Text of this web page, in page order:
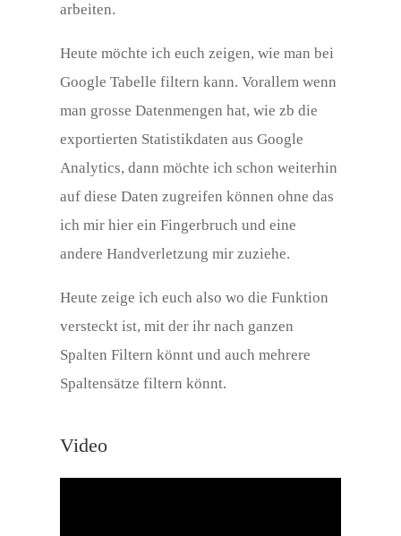
arbeiten.
Heute möchte ich euch zeigen, wie man bei
Google Tabelle filtern kann. Vorallem wenn
man grosse Datenmengen hat, wie zb die
exportierten Statistikdaten aus Google
Analytics, dann möchte ich schon weiterhin
auf diese Daten zugreifen können ohne das
ich mir hier ein Fingerbruch und eine
andere Handverletzung mir zuziehe.
Heute zeige ich euch also wo die Funktion
versteckt ist, mit der ihr nach ganzen
Spalten Filtern könnt und auch mehrere
Spaltensätze filtern könnt.
Video